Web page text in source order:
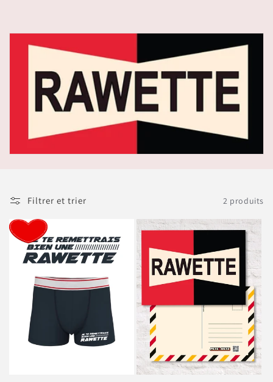
:
Filtrer et trier 2 produits